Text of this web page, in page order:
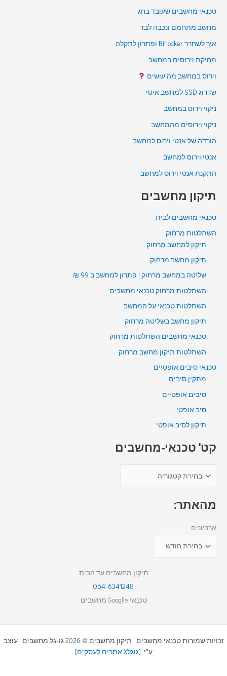
טכנאי מחשבים שעובד בחג
מחשב מתחמם ונכבה לבד
איך לשחרר Bitlocker ופתרון לתקלה
מחיקת וירוסים במחשב
וירוס במחשב מה עושים
שדרוג SSD למחשב איטי
ניקוי וירוס במחשב
ניקוי וירוסים מהמחשב
הורדה של אנטי וירוס למחשב
אנטי וירוס למחשב
התקנת אנטי וירוס למחשב
תיקון מחשבים
טכנאי מחשבים לבית
השתלטות מרחוק
תיקון למחשב מרחוק
תיקון מחשב מרחוק
שליטה במחשב מרחוק | פתרון למחשב ב 99 ₪
השתלטות מרחוק טכנאי מחשבים
השתלטות טכנאי על המחשב
תיקון מחשב בשליטה מרחוק
טכנאי מחשבים השתלטות מרחוק
השתלטות תיקון מחשב מרחוק
טכנאי סיבים אופטיים
מתקין סיבים
סיבים אופטיים
סיב אופטי
תיקון לסיב אופטי
קט' טכנאי-מחשבים
מהאתר:
ארכיונים
תיקון מחשבים עד הבית
054-6341248
טכנאי Googlle מחשבים
זכויות שמורות טכנאי מחשבים | תיקון מחשבים © 2026 גו-גל מחשבים | עוצב
ע"י [גוגלX אתרים לעסקים ]